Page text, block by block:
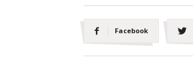
Facebook